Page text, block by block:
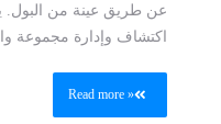
عن طريق عينة من البول.
اكتشاف وإدارة مجموعة
Read more »